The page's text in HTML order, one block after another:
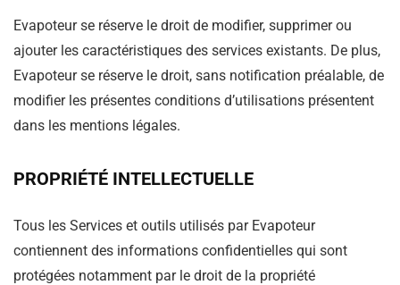
Evapoteur se réserve le droit de modifier, supprimer ou
ajouter les caractéristiques des services existants. De plus,
Evapoteur se réserve le droit, sans notification préalable, de
modifier les présentes conditions d’utilisations présentent
dans les mentions légales.
PROPRIÉTÉ INTELLECTUELLE
Tous les Services et outils utilisés par Evapoteur
contiennent des informations confidentielles qui sont
protégées notamment par le droit de la propriété